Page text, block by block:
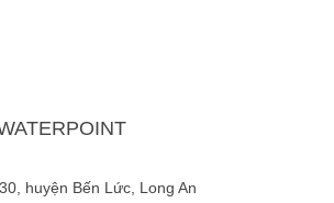
huyện Bến Lức, Long An